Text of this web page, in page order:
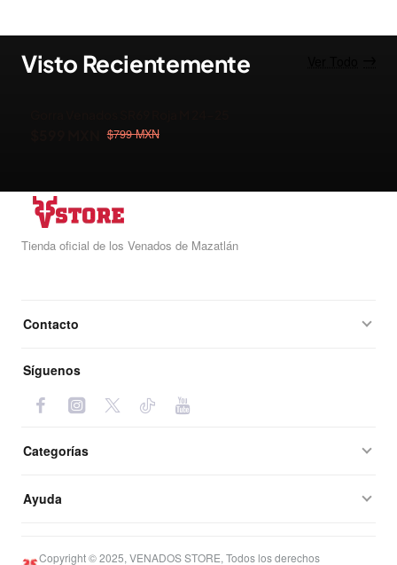
Visto Recientemente
$799 MXN
Tienda oficial de los Venados de Mazatlán
Contacto
Síguenos
Categorías
Ayuda
Copyright © 2025, VENADOS STORE, Todos los derechos